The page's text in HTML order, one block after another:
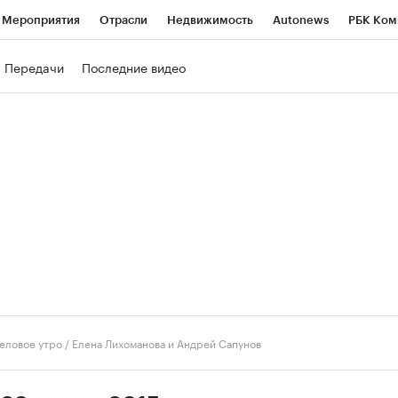
Мероприятия Отрасли Недвижимость Autonews РБК
Передачи Последние видео
утро / Елена Лихоманова и Андрей Сапунов